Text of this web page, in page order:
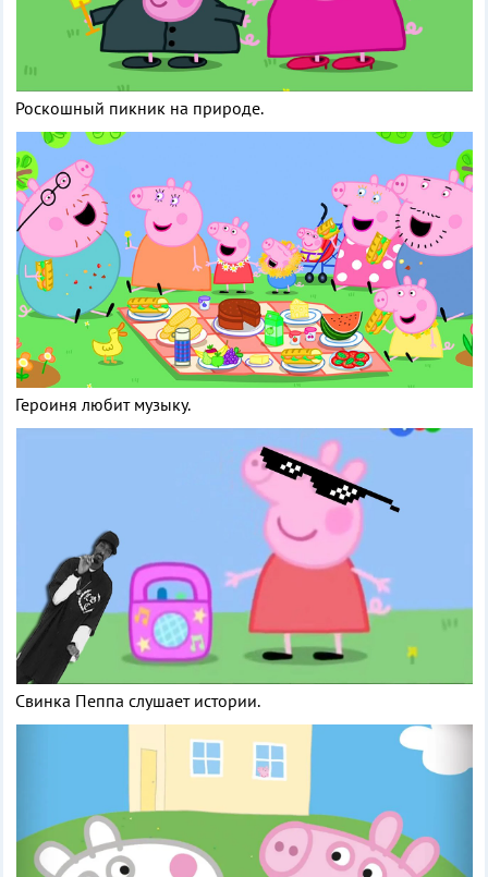
Роскошный пикник на природе.
Героиня любит музыку.
Свинка Пеппа слушает истории.